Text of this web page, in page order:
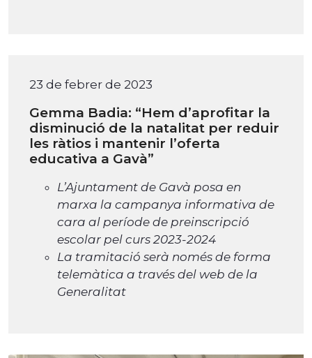
23 de febrer de 2023
Gemma Badia: “Hem d’aprofitar la
disminució de la natalitat per reduir
les ràtios i mantenir l’oferta
educativa a Gavà”
L’Ajuntament de Gavà posa en
marxa la campanya informativa de
cara al període de preinscripció
escolar pel curs 2023-2024
La tramitació serà només de forma
telemàtica a través del web de la
Generalitat